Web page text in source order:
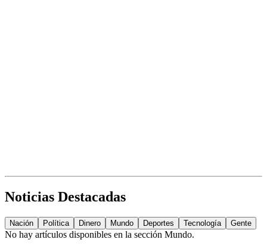
Noticias Destacadas
Nación Política Dinero Mundo Deportes Tecnología Gente
No hay artículos disponibles en la sección Mundo.